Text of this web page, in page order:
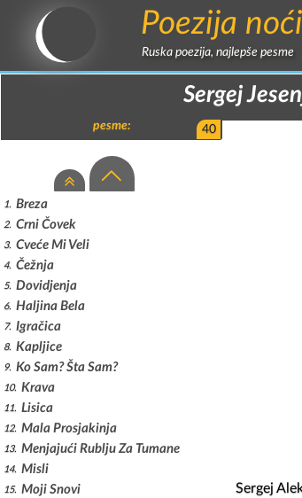
Poezija noći
Sergej
Sergej
pesme: 40
1 Breza
2 Crni Čovek
3 Cveće Mi Veli
4 Čežnja
5 Dovidjenja
6 Haljina Bela
7 Igračica
8 Kapljice
9 Ko Sam? Šta Sam?
10 Krava
11 Lisica
12 Mala Prosjakinja
13 Menjajući Rublju Za Tumane
14 Misli
15 Moji Snovi
Ruska poezija, najlepše pesme